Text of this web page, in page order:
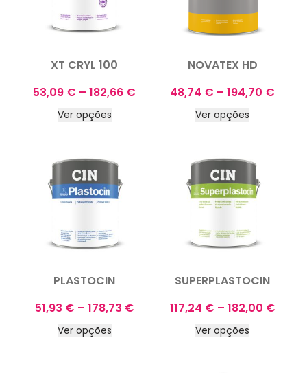
XT CRYL 100
53,09 € – 182,66 €
Ver opções
NOVATEX HD
48,74 € – 194,70 €
Ver opções
PLASTOCIN
51,93 € – 178,73 €
Ver opções
SUPERPLASTOCIN
117,24 € – 182,00 €
Ver opções